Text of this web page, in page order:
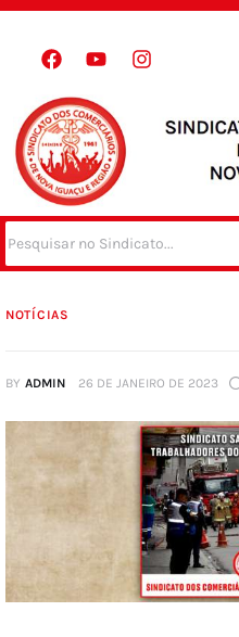
NOTÍCIAS
BY ADMIN 26 DE JANEIRO DE 2023